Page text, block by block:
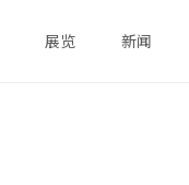
展览 新闻